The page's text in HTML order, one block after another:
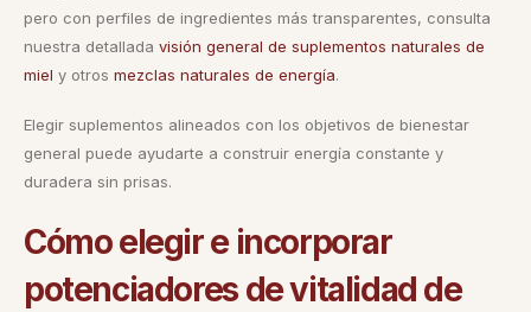
pero con perfiles de ingredientes más transparentes, consulta
nuestra detallada visión general de suplementos naturales de
miel y otros mezclas naturales de energía.
Elegir suplementos alineados con los objetivos de bienestar
general puede ayudarte a construir energía constante y
duradera sin prisas.
Cómo elegir e incorporar
potenciadores de vitalidad de